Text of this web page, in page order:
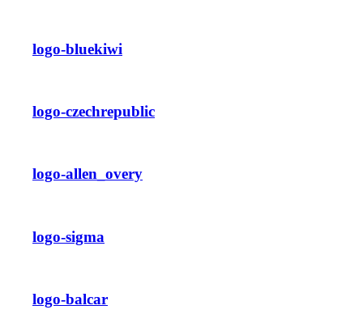
logo-bluekiwi
logo-czechrepublic
logo-allen_overy
logo-sigma
logo-balcar